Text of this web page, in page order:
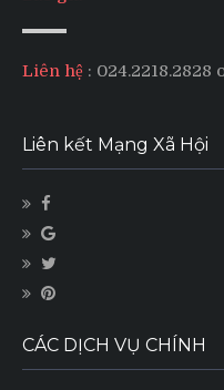
Liên hệ : 024.2218.2828
Liên kết Mạng Xã Hội
CÁC DỊCH VỤ CHÍNH